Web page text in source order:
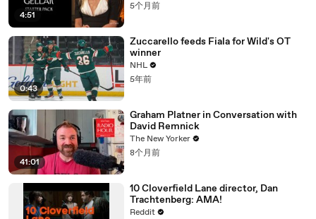
4:51
5个月前
0:43
Zuccarello feeds Fiala for Wild's OT
winner
NHL
5年前
41:01
Graham Platner in Conversation with
David Remnick
The New Yorker
8个月前
10 Cloverfield Lane director, Dan
Trachtenberg: AMA!
Reddit